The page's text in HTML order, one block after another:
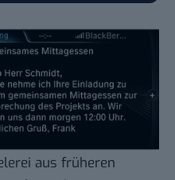
aus früheren